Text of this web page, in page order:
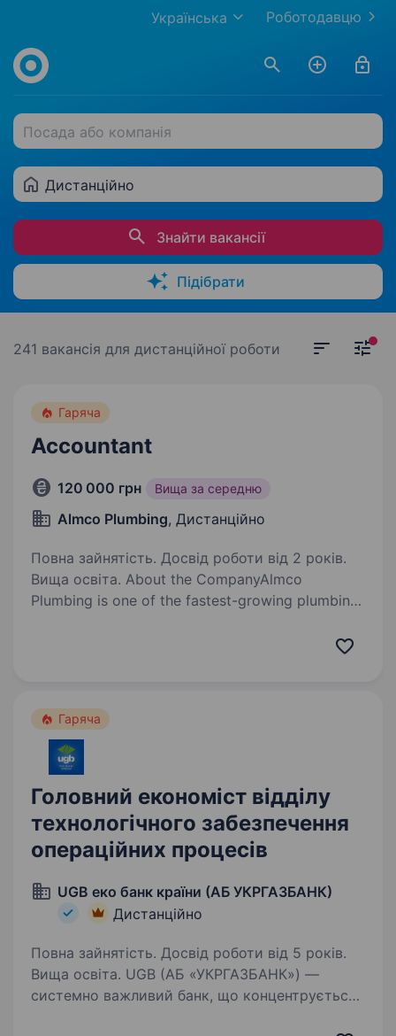
Роботодавцю
Українська
Посада або компанія
Дистанційно
Знайти вакансії
Підібрати
241 вакансія для дистанційної роботи
Гаряча
Accountant
120 000 грн Вища за середню
Almco Plumbing, Дистанційно
Повна зайнятість. Досвід роботи від 2 років.
Вища освіта. About the CompanyAlmco
Plumbing is one of the fastest-growing plumbing
pipe lining and trenchless sewer repair. Operating
Гаряча
Головний економіст відділу
технологічного забезпечення
операційних процесів
UGB еко банк країни (АБ УКРГАЗБАНК)
Дистанційно
Повна зайнятість. Досвід роботи від 5 років.
Вища освіта. UGB (АБ «УКРГАЗБАНК») —
системно важливий банк, що концентрується